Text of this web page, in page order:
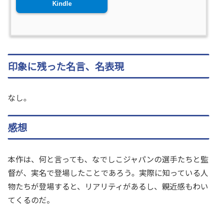
Kindle
印象に残った名言、名表現
なし。
感想
本作は、何と言っても、なでしこジャパンの選手たちと監
督が、実名で登場したことであろう。実際に知っている人
物たちが登場すると、リアリティがあるし、親近感もわい
てくるのだ。